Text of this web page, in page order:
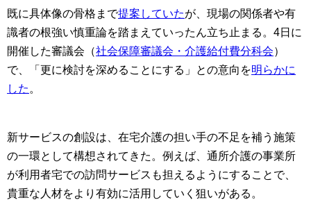
既に具体像の骨格まで提案していたが、現場の関係者や有
識者の根強い慎重論を踏まえていったん立ち止まる。4日に
開催した審議会（社会保障審議会・介護給付費分科会）
で、「更に検討を深めることにする」との意向を明らかに
した 。
新サービスの創設は、在宅介護の担い手の不足を補う施策
の一環として構想されてきた。例えば、通所介護の事業所
が利用者宅での訪問サービスも担えるようにすることで、
貴重な人材をより有効に活用していく狙いがある。